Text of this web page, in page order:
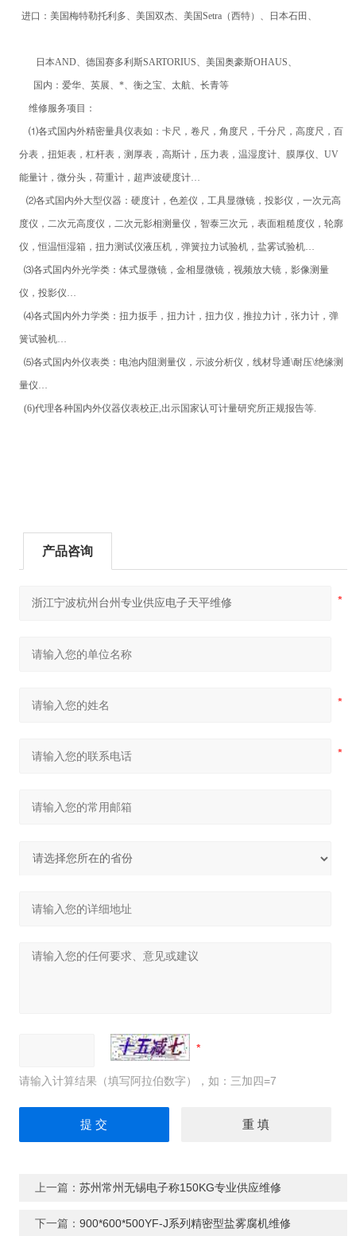
进口：美国梅特勒托利多、美国双杰、美国Setra（西特）、日本石田、
日本AND、德国赛多利斯SARTORIUS、美国奥豪斯OHAUS、
国内：爱华、英展、*、衡之宝、太航、长青等
维修服务项目：
⑴各式国内外精密量具仪表如：卡尺，卷尺，角度尺，千分尺，高度尺，百
分表，扭矩表，杠杆表，测厚表，高斯计，压力表，温湿度计、膜厚仪、UV
能量计，微分头，荷重计，超声波硬度计…
⑵各式国内外大型仪器：硬度计，色差仪，工具显微镜，投影仪，一次元高
度仪，二次元高度仪，二次元影相测量仪，智泰三次元，表面粗糙度仪，轮廓
仪，恒温恒湿箱，扭力测试仪液压机，弹簧拉力试验机，盐雾试验机…
⑶各式国内外光学类：体式显微镜，金相显微镜，视频放大镜，影像测量
仪，投影仪…
⑷各式国内外力学类：扭力扳手，扭力计，扭力仪，推拉力计，张力计，弹
簧试验机…
⑸各式国内外仪表类：电池内阻测量仪，示波分析仪，线材导通\耐压\绝缘测
量仪…
(6)代理各种国内外仪器仪表校正,出示国家认可计量研究所正规报告等.
产品咨询
请输入计算结果（填写阿拉伯数字），如：三加四=7
上一篇： 苏州常州无锡电子称150KG专业供应维修
下一篇： 900*600*500YF-J系列精密型盐雾腐机维修